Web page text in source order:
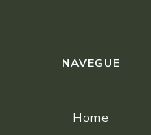
NAVEGUE
Home